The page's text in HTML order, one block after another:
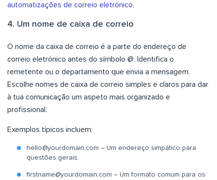
automatizações de correio eletrónico.
4. Um nome de caixa de correio
O nome da caixa de correio é a parte do endereço de
correio eletrónico antes do símbolo @. Identifica o
remetente ou o departamento que envia a mensagem.
Escolhe nomes de caixa de correio simples e claros para dar
à tua comunicação um aspeto mais organizado e
profissional.
Exemplos típicos incluem:
hello@yourdomain.com – Um endereço simpático para
questões gerais.
firstname@yourdomain.com – Um formato comum para os